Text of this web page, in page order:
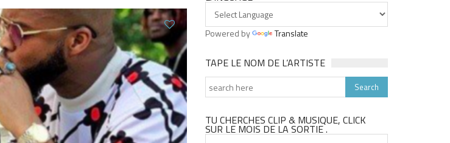
Powered by Translate
TAPE LE NOM DE L’ARTISTE
TU CHERCHES CLIP & MUSIQUE, CLICK
SUR LE MOIS DE LA SORTIE .